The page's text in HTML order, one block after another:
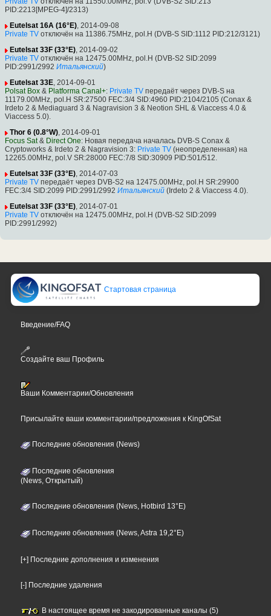
PID:2213[MPEG-4]/2313)
Eutelsat 16A (16°E), 2014-09-08
Private TV отключён на 11386.75MHz, pol.H (DVB-S SID:1112 PID:212/3121)
Eutelsat 33F (33°E), 2014-09-02
Private TV отключён на 12475.00MHz, pol.H (DVB-S2 SID:2099
PID:2991/2992 Итальянский)
Eutelsat 33E, 2014-09-01
Polsat Box & Platforma Canal+: Private TV передаёт через DVB-S на
11179.00MHz, pol.H SR:27500 FEC:3/4 SID:4960 PID:2104/2105 (Conax &
Irdeto 2 & Mediaguard 3 & Nagravision 3 & Neotion SHL & Viaccess 4.0 &
Viaccess 5.0).
Thor 6 (0.8°W), 2014-09-01
Focus Sat& Direct One: Новая передача началась DVB-S Conax &
Cryptoworks & Irdeto 2 & Nagravision 3: Private TV (неопределенная) на
12265.00MHz, pol.V SR:28000 FEC:7/8 SID:30909 PID:501/512.
Eutelsat 33F (33°E), 2014-07-03
Private TV передаёт через DVB-S2 на 12475.00MHz, pol.H SR:29900
FEC:3/4 SID:2099 PID:2991/2992 Итальянский (Irdeto 2 & Viaccess 4.0).
Eutelsat 33F (33°E), 2014-07-01
Private TV отключён на 12475.00MHz, pol.H (DVB-S2 SID:2099
PID:2991/2992)
Стартовая страница
Введение/FAQ
Создайте ваш Профиль
Ваши Комментарии/Обновления
Присылайте ваши комментарии/предложения к KingOfSat
Последние обновления (News)
Последние обновления
(News, Открытый)
Последние обновления (News, Hotbird 13°E)
Последние обновления (News, Astra 19,2°E)
[+] Последние дополнения и изменения
[-] Последние удаления
В настоящее время не закодированные каналы (5)